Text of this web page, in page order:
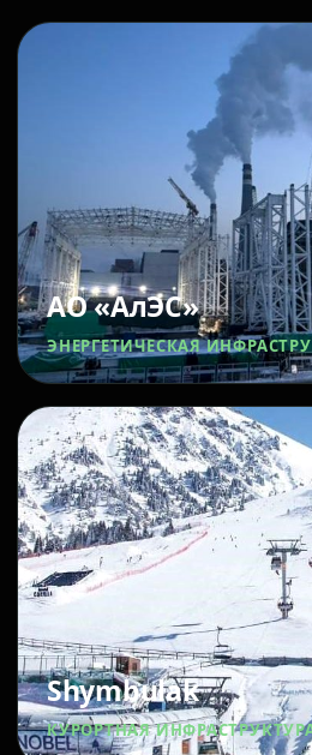
АО «АлЭС»
ЭНЕРГЕТИЧЕСКАЯ
Shymbulak
КУРОРТНАЯ